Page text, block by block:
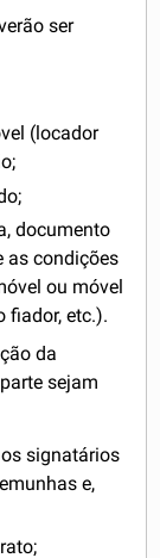
ser
(locador
documento
as condições
ou móvel
fiador, etc.).
da
sejam
signatários
e,